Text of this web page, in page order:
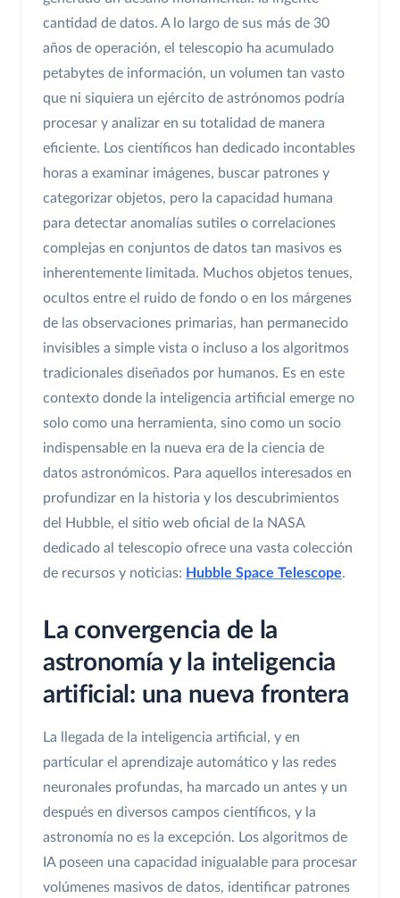
cantidad de datos. A lo largo de sus más de 30
años de operación, el telescopio ha acumulado
petabytes de información, un volumen tan vasto
que ni siquiera un ejército de astrónomos podría
procesar y analizar en su totalidad de manera
eficiente. Los científicos han dedicado incontables
horas a examinar imágenes, buscar patrones y
categorizar objetos, pero la capacidad humana
para detectar anomalías sutiles o correlaciones
complejas en conjuntos de datos tan masivos es
inherentemente limitada. Muchos objetos tenues,
ocultos entre el ruido de fondo o en los márgenes
de las observaciones primarias, han permanecido
invisibles a simple vista o incluso a los algoritmos
tradicionales diseñados por humanos. Es en este
contexto donde la inteligencia artificial emerge no
solo como una herramienta, sino como un socio
indispensable en la nueva era de la ciencia de
datos astronómicos. Para aquellos interesados en
profundizar en la historia y los descubrimientos
del Hubble, el sitio web oficial de la NASA
dedicado al telescopio ofrece una vasta colección
de recursos y noticias: Hubble Space Telescope.
La convergencia de la
astronomía y la inteligencia
artificial: una nueva frontera
La llegada de la inteligencia artificial, y en
particular el aprendizaje automático y las redes
neuronales profundas, ha marcado un antes y un
después en diversos campos científicos, y la
astronomía no es la excepción. Los algoritmos de
IA poseen una capacidad inigualable para procesar
volúmenes masivos de datos, identificar patrones